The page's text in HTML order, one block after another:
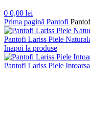
0 0,00 lei
Prima pagină Pantofi
Pantofi Lariss Piele
Inapoi la produse
Pantofi Lariss Piele